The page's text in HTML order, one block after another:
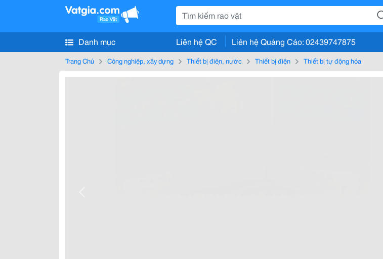
Danh mục Liên hệ QC Liên hệ Quảng Cáo: 02439747875
Trang Chủ Công nghiệp, xây dựng Thiết bị điện, nước Thiết bị điện Thiết bị tự động hóa